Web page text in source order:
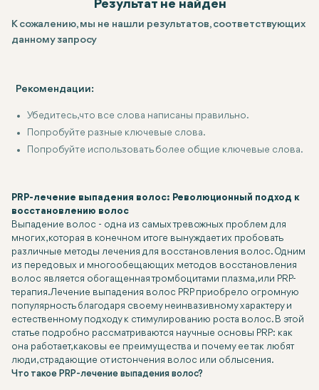
Результат не найден
К сожалению, мы не нашли результатов, соответствующих
данному запросу
Рекомендации:
Убедитесь, что все слова написаны правильно.
Попробуйте разные ключевые слова.
Попробуйте использовать более общие ключевые слова.
PRP-лечение выпадения волос: Революционный подход к
восстановлению волос
Выпадение волос - одна из самых тревожных проблем для
многих, которая в конечном итоге вынуждает их пробовать
различные методы лечения для восстановления волос. Одним
из передовых и многообещающих методов восстановления
волос является обогащенная тромбоцитами плазма, или PRP-
терапия. Лечение выпадения волос PRP приобрело огромную
популярность благодаря своему неинвазивному характеру и
естественному подходу к стимулированию роста волос. В этой
статье подробно рассматриваются научные основы PRP: как
она работает, каковы ее преимущества и почему ее так любят
люди, страдающие от истончения волос или облысения.
Что такое PRP-лечение выпадения волос?